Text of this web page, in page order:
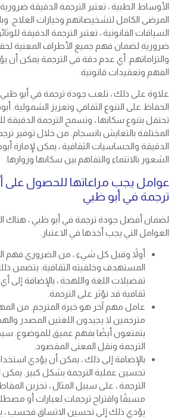
الأوساط الطبية ، تعتبر الترجمة الدقيقة
المرضى الكامل لتشخيصاتهم وخيارات العلاج.
السياقات القانونية ، تعتبر الترجمة الدقيقة
ضرورية لضمان فهم جميع الأطراف المعنية
والتزاماتهم. أي عدم دقة في الترجمة يمكن أن
الفهم وتعقيدات قانونية.
علاوة على ذلك ، تلعب جودة ترجمة في أبو
الحفاظ على التنوع الثقافي وتعزيز الشمولية.
تحتفل بتنوع سكانها ، وتسمح الترجمة الدقيقة
المختلفة بالتعايش بانسجام. من خلال توفير
الدقيقة والحساسيات الثقافية ، يمكن لإمارة
الشعور بالانتماء والتفاهم بين سكانها وزوارها.
عوامل يجب مراعاتها للحصول
ترجمة في أبو ظبي
لضمان أفضل جودة ترجمة في أبو ظبي ، هناك
العوامل التي يجب أخذها في الاعتبار.
أولاً وقبل كل شيء ، من الضروري فهم
المستهدف وخلفيته الثقافية. يتضمن
تفضيلات اللغة واللهجة ، بالإضافة إلى
ثقافية قد تؤثر على الترجمة.
عامل مهم آخر هو خبرة المترجم. من
مترجمين لا يجيدون اللغتين المصدر
يتمتعون أيضًا بفهم عميق للموضوع.
الترجمة ونقل المعنى المقصود.
بالإضافة إلى ذلك ، يمكن أن يؤدي
تحسين عملية الترجمة بشكل كبير. يمكن
الترجمة ، على سبيل المثال ، تخزين
مسبقًا واقتراح ترجمات لعبارات أو
يؤدي ذلك إلى تحسين الاتساق فحسب ،